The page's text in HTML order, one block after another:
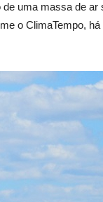
uma massa de
o ClimaTempo,